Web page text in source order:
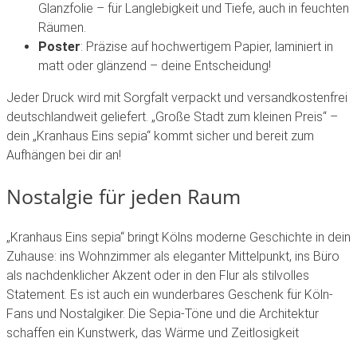
Glanzfolie – für Langlebigkeit und Tiefe, auch in feuchten
Räumen.
Poster: Präzise auf hochwertigem Papier, laminiert in
matt oder glänzend – deine Entscheidung!
Jeder Druck wird mit Sorgfalt verpackt und versandkostenfrei
deutschlandweit geliefert. „Große Stadt zum kleinen Preis“ –
dein „Kranhaus Eins sepia“ kommt sicher und bereit zum
Aufhängen bei dir an!
Nostalgie für jeden Raum
„Kranhaus Eins sepia“ bringt Kölns moderne Geschichte in dein
Zuhause: ins Wohnzimmer als eleganter Mittelpunkt, ins Büro
als nachdenklicher Akzent oder in den Flur als stilvolles
Statement. Es ist auch ein wunderbares Geschenk für Köln-
Fans und Nostalgiker. Die Sepia-Töne und die Architektur
schaffen ein Kunstwerk, das Wärme und Zeitlosigkeit